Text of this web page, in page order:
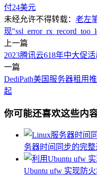
付24美元
未经允许不得转载： 老左
现
上一篇
2023腾讯云618年中大促
一篇
DediPath美国服务器租用
起
你可能还喜欢这些内容
务器时间同步的完整
Ubuntu ufw 实现防